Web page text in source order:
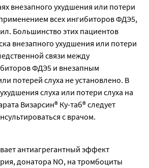
внезапного ухудшения или потери
всех ингибиторов ФДЭ5,
Большинство этих пациентов
внезапного ухудшения или потери
связи между
ФДЭ5 и внезапным
потерей слуха не установлено. В
слуха или потери слуха на
Визарсин® Ку-таб® следует
с врачом.
антиагрегантный эффект
донатора NO, на тромбоциты